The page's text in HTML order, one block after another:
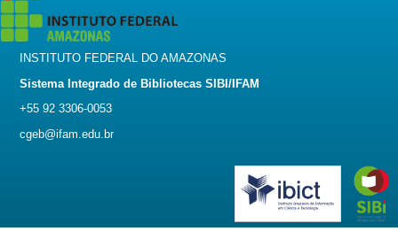
INSTITUTO FEDERAL DO AMAZONAS
Sistema Integrado de Bibliotecas SIBI/IFAM
+55 92 3306-0053
cgeb@ifam.edu.br